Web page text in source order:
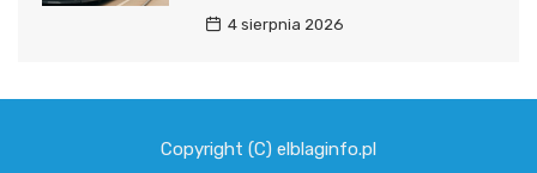
4 sierpnia 2026
Copyright (C) elblaginfo.pl